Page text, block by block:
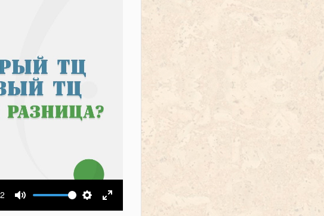
Выключить звукНастройки
На весь экран